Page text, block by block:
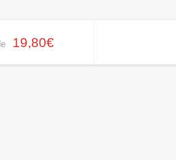
19,80€